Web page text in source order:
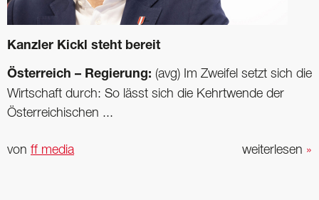
Kanzler Kickl steht bereit
Österreich – Regierung: (avg) Im Zweifel setzt sich die
Wirtschaft durch: So lässt sich die Kehrtwende der
Österreichischen ...
weiterlesen »
von ff media